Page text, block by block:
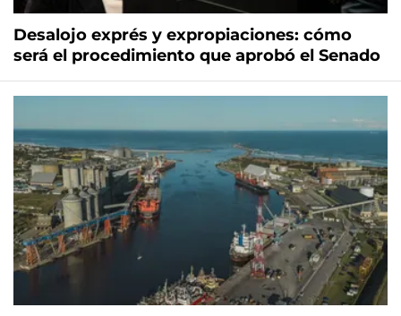
Desalojo exprés y expropiaciones: cómo
será el procedimiento que aprobó el Senado